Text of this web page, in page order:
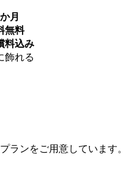
月
無料
料込み
飾れる
ランをご用意しています。